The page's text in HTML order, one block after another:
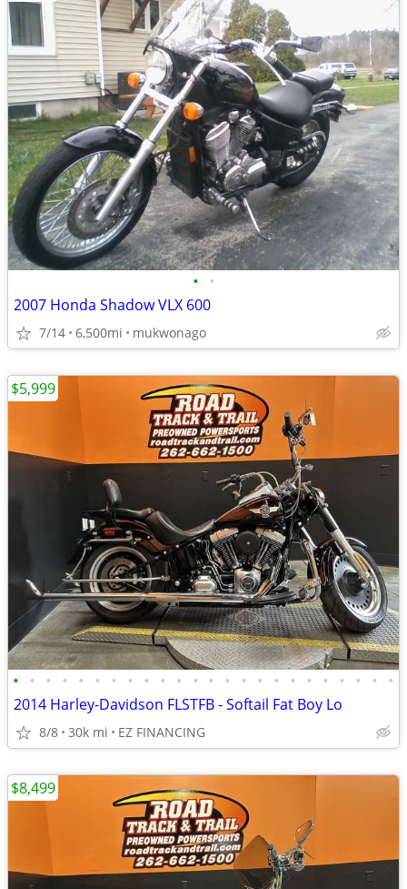
• •
2007 Honda Shadow VLX 600
7/14 6,500mi mukwonago
• • • • • • • • • • • • • • • • • • • • • • • •
2014 Harley-Davidson FLSTFB - Softail Fat Boy Lo
8/8 30k mi EZ FINANCING
$5,999
$8,499